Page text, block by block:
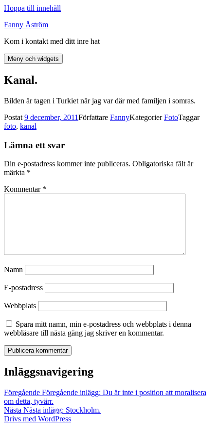
Hoppa till innehåll
Fanny Åström
Kom i kontakt med ditt inre hat
Meny och widgets
Kanal.
Bilden är tagen i Turkiet när jag var där med familjen i somras.
Postat 9 december, 2011Författare FannyKategorierFotoTaggar
foto, kanal
Lämna ett svar
Din e-postadress kommer inte publiceras. Obligatoriska fält är
märkta *
Kommentar *
Namn
E-postadress
Webbplats
Spara mitt namn, min e-postadress och webbplats i denna
webbläsare till nästa gång jag skriver en kommentar.
Inläggsnavigering
Föregående Föregående inlägg: Du är inte i position att moralisera
om detta, tyvärr.
Nästa Nästa inlägg: Stockholm.
Drivs med WordPress